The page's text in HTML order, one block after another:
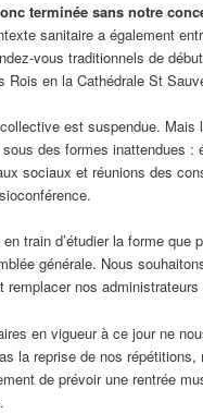
terminée sans notre
sanitaire a également
vous traditionnels de
Rois en la Cathédrale St
est suspendue. Mais
des formes inattendues :
sociaux et réunions des
train d’étudier la forme que
générale. Nous
remplacer nos
en vigueur à ce jour ne
la reprise de nos répétitions,
de prévoir une rentrée